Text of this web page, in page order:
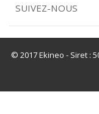
SUIVEZ-NOUS
© 2017 Ekineo - Siret :